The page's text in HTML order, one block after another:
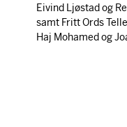
Eivind Ljøstad og
samt Fritt Ords
Haj Mohamed og